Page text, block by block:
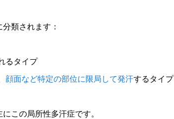
類されます：
るタイプ
顔面など特定の部位に限局して発汗するタイプ
この局所性多汗症です。